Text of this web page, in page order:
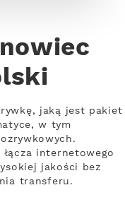
jaką jest pakiet
w tym
internetowego
jakości bez
transferu.